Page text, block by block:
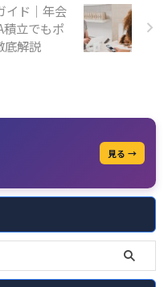
イド｜年会
立でもポ
底解説
見る →